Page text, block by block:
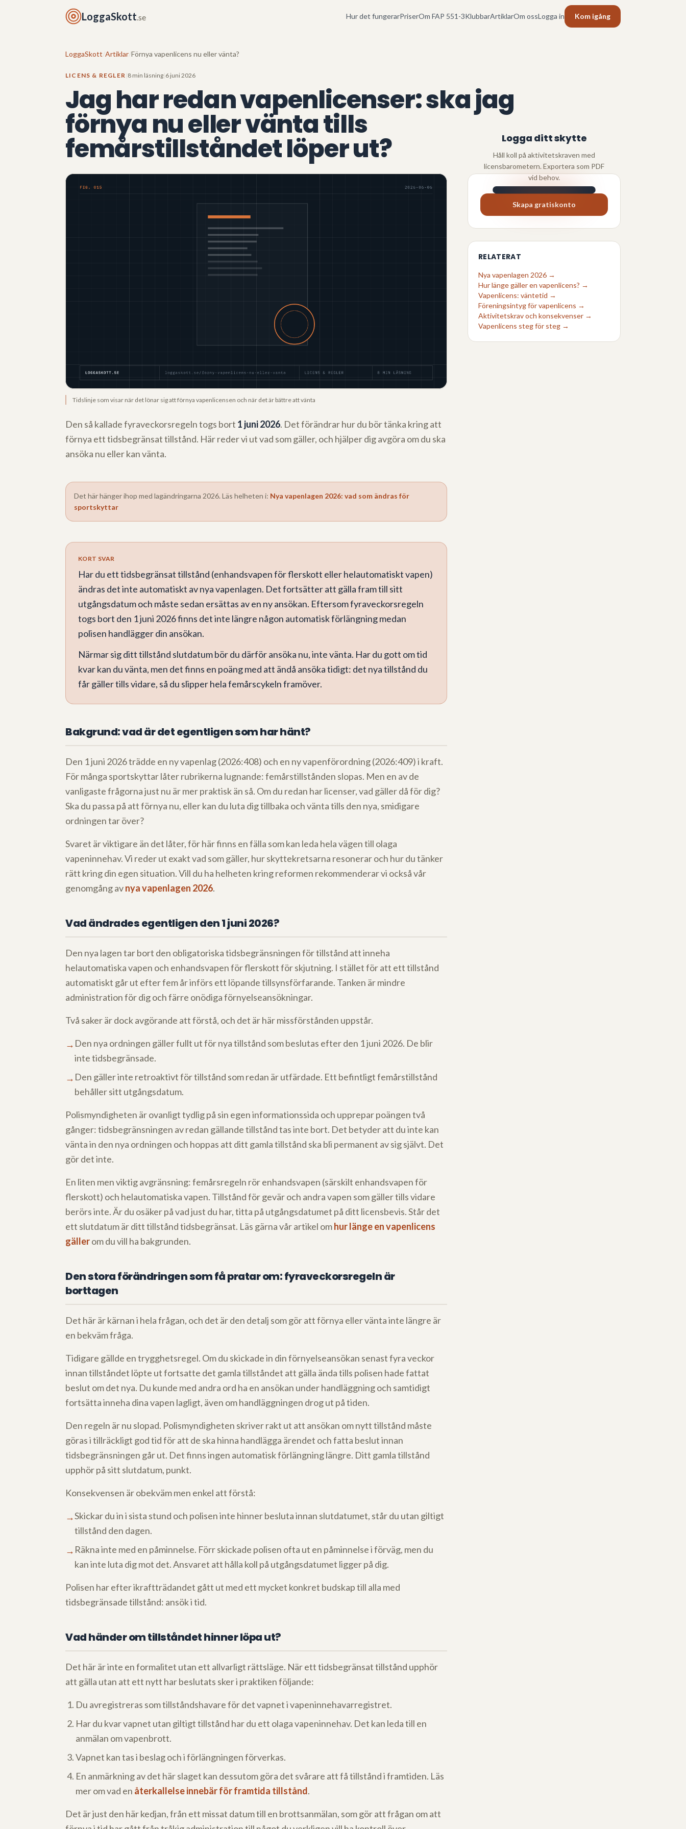
LoggaSkott.se Hur det fungerarPriserOm FAP 551-3KlubbarArtiklarOm ossLogga in Kom igång
LoggaSkott Artiklar Förnya vapenlicens nu eller vänta?
LICENS & REGLER 8 min läsning 6 juni 2026
Jag har redan vapenlicenser: ska jag
förnya nu eller vänta tills
femårstillståndet löper ut?
Tidslinje som visar när det lönar sig att förnya vapenlicensen och när det är bättre att vänta
Den så kallade fyraveckorsregeln togs bort 1 juni 2026. Det förändrar hur du bör tänka kring att
förnya ett tidsbegränsat tillstånd. Här reder vi ut vad som gäller, och hjälper dig avgöra om du ska
ansöka nu eller kan vänta.
Det här hänger ihop med lagändringarna 2026. Läs helheten i: Nya vapenlagen 2026: vad som ändras för
sportskyttar
KORT SVAR
Har du ett tidsbegränsat tillstånd (enhandsvapen för flerskott eller helautomatiskt vapen)
ändras det inte automatiskt av nya vapenlagen. Det fortsätter att gälla fram till sitt
utgångsdatum och måste sedan ersättas av en ny ansökan. Eftersom fyraveckorsregeln
togs bort den 1 juni 2026 finns det inte längre någon automatisk förlängning medan
polisen handlägger din ansökan.
Närmar sig ditt tillstånd slutdatum bör du därför ansöka nu, inte vänta. Har du gott om tid
kvar kan du vänta, men det finns en poäng med att ändå ansöka tidigt: det nya tillstånd du
får gäller tills vidare, så du slipper hela femårscykeln framöver.
Bakgrund: vad är det egentligen som har hänt?
Den 1 juni 2026 trädde en ny vapenlag (2026:408) och en ny vapenförordning (2026:409) i kraft.
För många sportskyttar låter rubrikerna lugnande: femårstillstånden slopas. Men en av de
vanligaste frågorna just nu är mer praktisk än så. Om du redan har licenser, vad gäller då för dig?
Ska du passa på att förnya nu, eller kan du luta dig tillbaka och vänta tills den nya, smidigare
ordningen tar över?
Svaret är viktigare än det låter, för här finns en fälla som kan leda hela vägen till olaga
vapeninnehav. Vi reder ut exakt vad som gäller, hur skyttekretsarna resonerar och hur du tänker
rätt kring din egen situation. Vill du ha helheten kring reformen rekommenderar vi också vår
genomgång avnya vapenlagen 2026.
Vad ändrades egentligen den 1 juni 2026?
Den nya lagen tar bort den obligatoriska tidsbegränsningen för tillstånd att inneha
helautomatiska vapen och enhandsvapen för flerskott för skjutning. I stället för att ett tillstånd
automatiskt går ut efter fem år införs ett löpande tillsynsförfarande. Tanken är mindre
administration för dig och färre onödiga förnyelseansökningar.
Två saker är dock avgörande att förstå, och det är här missförstånden uppstår.
→ Den nya ordningen gäller fullt ut för nya tillstånd som beslutas efter den 1 juni 2026. De blir
inte tidsbegränsade.
→ Den gäller inte retroaktivt för tillstånd som redan är utfärdade. Ett befintligt femårstillstånd
behåller sitt utgångsdatum.
Polismyndigheten är ovanligt tydlig på sin egen informationssida och upprepar poängen två
gånger: tidsbegränsningen av redan gällande tillstånd tas inte bort. Det betyder att du inte kan
vänta in den nya ordningen och hoppas att ditt gamla tillstånd ska bli permanent av sig självt. Det
gör det inte.
En liten men viktig avgränsning: femårsregeln rör enhandsvapen (särskilt enhandsvapen för
flerskott) och helautomatiska vapen. Tillstånd för gevär och andra vapen som gäller tills vidare
berörs inte. Är du osäker på vad just du har, titta på utgångsdatumet på ditt licensbevis. Står det
ett slutdatum är ditt tillstånd tidsbegränsat. Läs gärna vår artikel omhur länge en vapenlicens
gällerom du vill ha bakgrunden.
Den stora förändringen som få pratar om: fyraveckorsregeln är
borttagen
Det här är kärnan i hela frågan, och det är den detalj som gör att förnya eller vänta inte längre är
en bekväm fråga.
Tidigare gällde en trygghetsregel. Om du skickade in din förnyelseansökan senast fyra veckor
innan tillståndet löpte ut fortsatte det gamla tillståndet att gälla ända tills polisen hade fattat
beslut om det nya. Du kunde med andra ord ha en ansökan under handläggning och samtidigt
fortsätta inneha dina vapen lagligt, även om handläggningen drog ut på tiden.
Den regeln är nu slopad. Polismyndigheten skriver rakt ut att ansökan om nytt tillstånd måste
göras i tillräckligt god tid för att de ska hinna handlägga ärendet och fatta beslut innan
tidsbegränsningen går ut. Det finns ingen automatisk förlängning längre. Ditt gamla tillstånd
upphör på sitt slutdatum, punkt.
Konsekvensen är obekväm men enkel att förstå:
→Skickar du in i sista stund och polisen inte hinner besluta innan slutdatumet, står du utan giltigt
tillstånd den dagen.
→ Räkna inte med en påminnelse. Förr skickade polisen ofta ut en påminnelse i förväg, men du
kan inte luta dig mot det. Ansvaret att hålla koll på utgångsdatumet ligger på dig.
Polisen har efter ikraftträdandet gått ut med ett mycket konkret budskap till alla med
tidsbegränsade tillstånd: ansök i tid.
Vad händer om tillståndet hinner löpa ut?
Det här är inte en formalitet utan ett allvarligt rättsläge. När ett tidsbegränsat tillstånd upphör
att gälla utan att ett nytt har beslutats sker i praktiken följande:
Du avregistreras som tillståndshavare för det vapnet i vapeninnehavarregistret.
Har du kvar vapnet utan giltigt tillstånd har du ett olaga vapeninnehav. Det kan leda till en
anmälan om vapenbrott.
Vapnet kan tas i beslag och i förlängningen förverkas.
En anmärkning av det här slaget kan dessutom göra det svårare att få tillstånd i framtiden. Läs
mer om vad en återkallelse innebär för framtida tillstånd.
Det är just den här kedjan, från ett missat datum till en brottsanmälan, som gör att frågan om att
Logga ditt skytte
Håll koll på aktivitetskraven med
licensbarometern. Exportera som PDF
vid behov.
Skapa gratiskonto
RELATERAT
Nya vapenlagen 2026 →
Hur länge gäller en vapenlicens? →
Vapenlicens: väntetid →
Föreningsintyg för vapenlicens →
Aktivitetskrav och konsekvenser →
Vapenlicens steg för steg →